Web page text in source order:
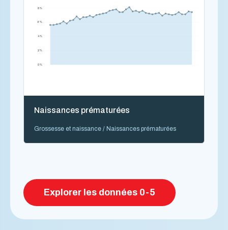
0 %
2 %
4 %
6 %
8 %
Naissances prématurées
Grossesse et naissance / Naissances prématurées
Explorer les données 0-5